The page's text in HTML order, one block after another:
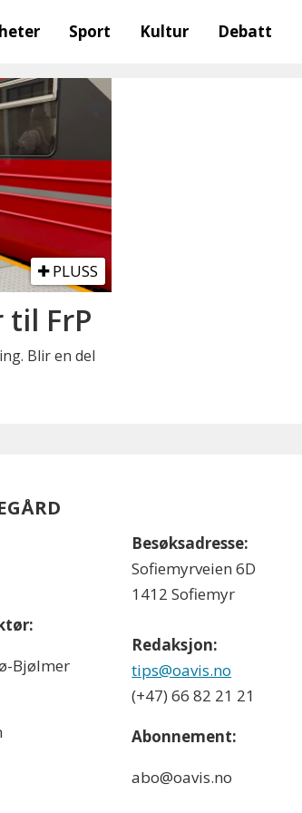
Sport Kultur Debatt
PLUSS
FrP
Blir en del
Bjølmer
Besøksadresse:
Sofiemyrveien 6D
1412 Sofiemyr
Redaksjon:
tips@oavis.no
(+47) 66 82 21 21
Abonnement:
abo@oavis.no